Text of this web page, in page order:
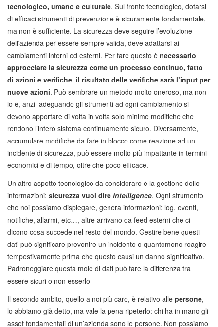
tecnologico, umano e culturale. Sul fronte tecnologico, dotarsi
di efficaci strumenti di prevenzione è sicuramente fondamentale,
ma non è sufficiente. La sicurezza deve seguire l’evoluzione
dell’azienda per essere sempre valida, deve adattarsi ai
cambiamenti interni ed esterni. Per fare questo è necessario
approcciare la sicurezza come un processo continuo, fatto
di azioni e verifiche, il risultato delle verifiche sarà l’input per
nuove azioni. Può sembrare un metodo molto oneroso, ma non
lo è, anzi, adeguando gli strumenti ad ogni cambiamento si
devono apportare di volta in volta solo minime modifiche che
rendono l’intero sistema continuamente sicuro. Diversamente,
accumulare modifiche da fare in blocco come reazione ad un
incidente di sicurezza, può essere molto più impattante in termini
economici e di tempo, oltre che poco efficace.
Un altro aspetto tecnologico da considerare è la gestione delle
informazioni: sicurezza vuol dire intelligence. Ogni strumento
che noi possiamo dispiegare, genera informazioni: log, eventi,
notifiche, allarmi, etc…, altre arrivano da feed esterni che ci
dicono cosa succede nel resto del mondo. Gestire bene questi
dati può significare prevenire un incidente o quantomeno reagire
tempestivamente prima che questo causi un danno significativo.
Padroneggiare questa mole di dati può fare la differenza tra
essere sicuri o non esserlo.
Il secondo ambito, quello a noi più caro, è relativo alle persone,
lo abbiamo già detto, ma vale la pena ripeterlo: chi ha in mano gli
asset fondamentali di un’azienda sono le persone. Non possiamo